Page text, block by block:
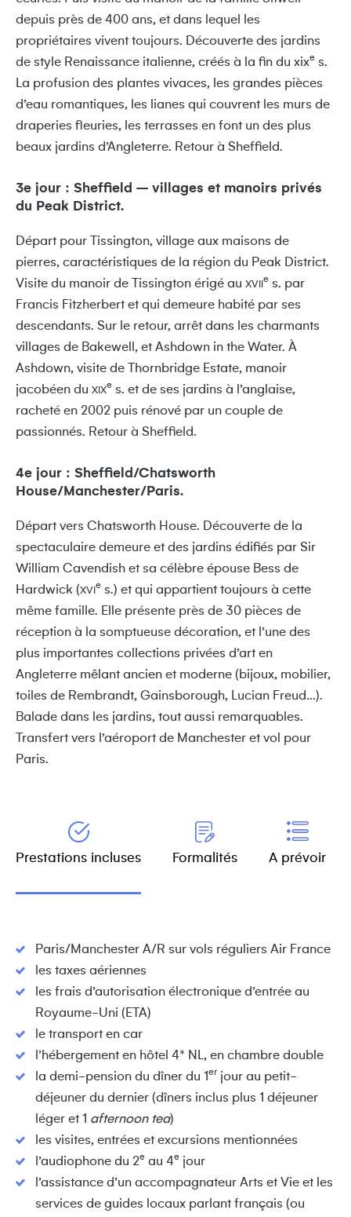
depuis près de 400 ans, et dans lequel les
propriétaires vivent toujours. Découverte des jardins
de style Renaissance italienne, créés à la fin du xixe s.
La profusion des plantes vivaces, les grandes pièces
d’eau romantiques, les lianes qui couvrent les murs de
draperies fleuries, les terrasses en font un des plus
beaux jardins d’Angleterre. Retour à Sheffield.
3e jour : Sheffield – villages et manoirs privés
du Peak District.
Départ pour Tissington, village aux maisons de
pierres, caractéristiques de la région du Peak District.
Visite du manoir de Tissington érigé au XVIIe s. par
Francis Fitzherbert et qui demeure habité par ses
descendants. Sur le retour, arrêt dans les charmants
villages de Bakewell, et Ashdown in the Water. À
Ashdown, visite de Thornbridge Estate, manoir
jacobéen du XIXe s. et de ses jardins à l’anglaise,
racheté en 2002 puis rénové par un couple de
passionnés. Retour à Sheffield.
4e jour : Sheffield/Chatsworth
House/Manchester/Paris.
Départ vers Chatsworth House. Découverte de la
spectaculaire demeure et des jardins édifiés par Sir
William Cavendish et sa célèbre épouse Bess de
Hardwick (XVIe s.) et qui appartient toujours à cette
même famille. Elle présente près de 30 pièces de
réception à la somptueuse décoration, et l’une des
plus importantes collections privées d’art en
Angleterre mêlant ancien et moderne (bijoux, mobilier,
toiles de Rembrandt, Gainsborough, Lucian Freud…).
Balade dans les jardins, tout aussi remarquables.
Transfert vers l’aéroport de Manchester et vol pour
Paris.
Prestations incluses Formalités A prévoir
Paris/Manchester A/R sur vols réguliers Air France
les taxes aériennes
les frais d’autorisation électronique d’entrée au
Royaume-Uni (ETA)
le transport en car
l’hébergement en hôtel 4* NL, en chambre double
la demi-pension du dîner du 1er jour au petit-
déjeuner du dernier (dîners inclus plus 1 déjeuner
léger et 1 afternoon tea)
les visites, entrées et excursions mentionnées
l’audiophone du 2e au 4e jour
l’assistance d’un accompagnateur Arts et Vie et les
services de guides locaux parlant français (ou